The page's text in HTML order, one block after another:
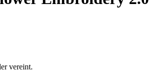
vereint.